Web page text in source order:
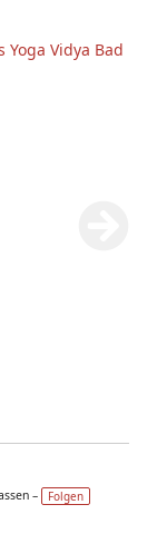
Yoga Vidya Bad
–
Folgen